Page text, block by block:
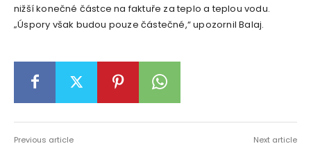
nižší konečné částce na faktuře za teplo a teplou vodu.
„Úspory však budou pouze částečné,“ upozornil Balaj.
Previous article Next article